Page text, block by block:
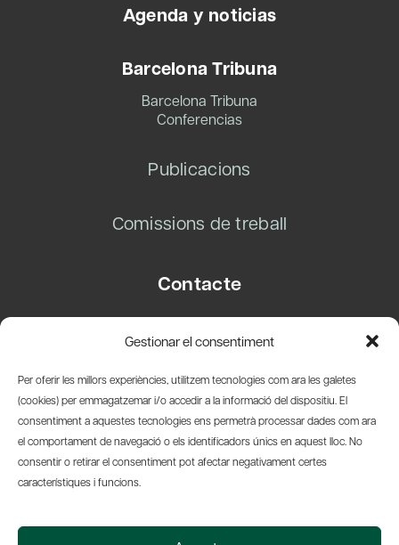
Gestionar el consentiment
Per oferir les millors experiències, utilitzem tecnologies com ara les galetes
(cookies) per emmagatzemar i/o accedir a la informació del dispositiu. El
consentiment a aquestes tecnologies ens permetrà processar dades com ara
el comportament de navegació o els identificadors únics en aquest lloc. No
consentir o retirar el consentiment pot afectar negativament certes
característiques i funcions.
Agenda y noticias
Barcelona Tribuna
Barcelona Tribuna
Conferencias
Publicacions
Comissions de treball
Contacte
08003 Barcelona
info@amicsdelpais.com
Suscripció Newsletter
© 2026 Societat Econòmica Barcelonesa d'Amics del País